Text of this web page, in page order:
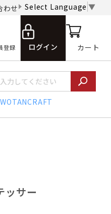
わせ Select Language ▼
登録 ログイン カート
WOTANCRAFT
サー